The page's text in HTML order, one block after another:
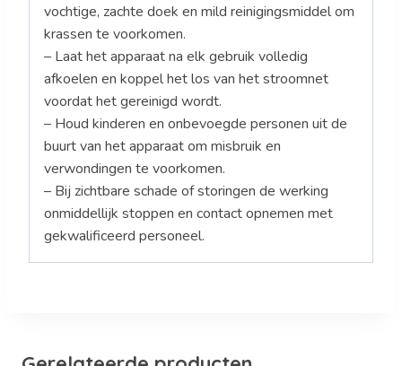
vochtige, zachte doek en mild reinigingsmiddel om
krassen te voorkomen.
– Laat het apparaat na elk gebruik volledig
afkoelen en koppel het los van het stroomnet
voordat het gereinigd wordt.
– Houd kinderen en onbevoegde personen uit de
buurt van het apparaat om misbruik en
verwondingen te voorkomen.
– Bij zichtbare schade of storingen de werking
onmiddellijk stoppen en contact opnemen met
gekwalificeerd personeel.